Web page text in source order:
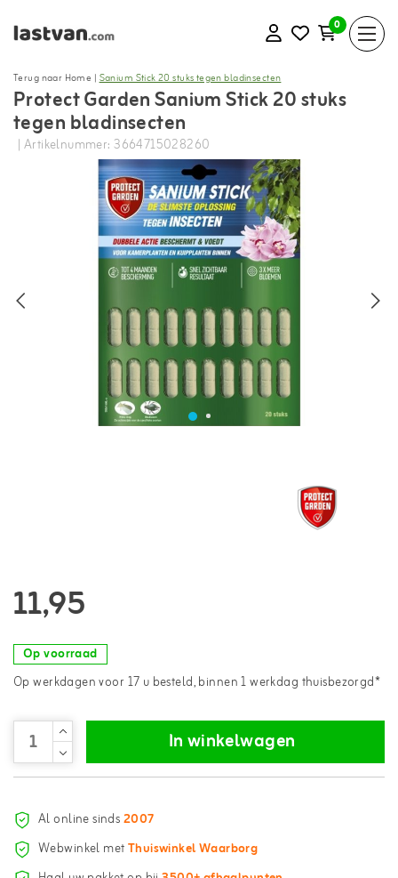
0
Terug naar Home |Sanium Stick 20 stuks tegen bladinsecten
Protect Garden Sanium Stick 20 stuks
tegen bladinsecten
| Artikelnummer: 3664715028260
11,95
Op voorraad
Op werkdagen voor 17 u besteld, binnen 1 werkdag thuisbezorgd*
In winkelwagen
Al online sinds2007
Webwinkel metThuiswinkel Waarborg